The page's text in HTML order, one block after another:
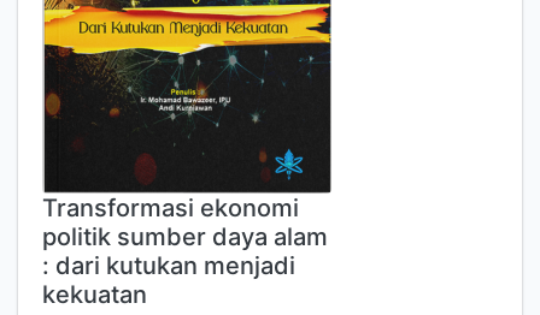
Transformasi ekonomi
politik sumber daya alam
: dari kutukan menjadi
kekuatan